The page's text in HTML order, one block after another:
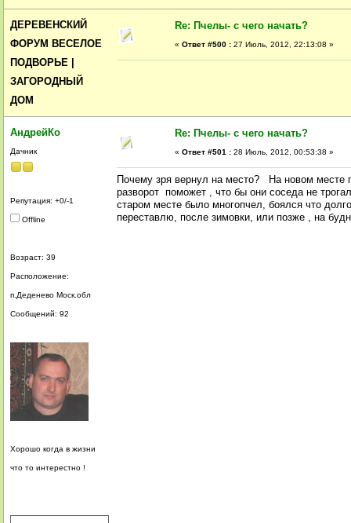
ДЕРЕВЕНСКИЙ
ФОРУМ ВЕСЕЛОЕ
ПОДВОРЬЕ |
ЗАГОРОДНЫЙ
ДОМ
Re: Пчелы- с чего начать?
« Ответ #500 : 27 Июль, 2012, 22:13:08 »
АндрейКо
Дачник
Репутация: +0/-1
Offline
Возраст: 39
Расположение:
п.Деденево Моск.обл
Сообщений: 92
Хорошо когда в жизни
что то интерестно !
Re: Пчелы- с чего начать?
« Ответ #501 : 28 Июль, 2012, 00:53:38 »
Почему зря вернул на место? На новом месте
разворот поможет , что бы они соседа не
старом месте было многопчел, боялся что
переставлю, после зимовки, или позже , на